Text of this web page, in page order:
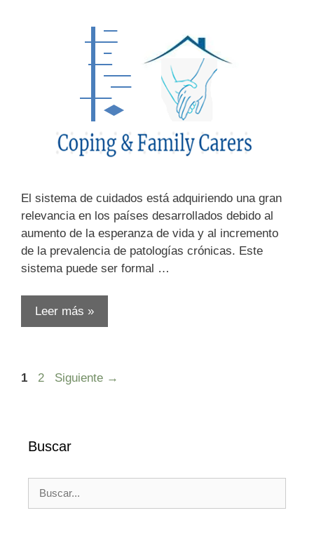
El sistema de cuidados está adquiriendo una gran
relevancia en los países desarrollados debido al
aumento de la esperanza de vida y al incremento
de la prevalencia de patologías crónicas. Este
sistema puede ser formal …
Leer más »
Página
1 Página
2 Siguiente →
Buscar